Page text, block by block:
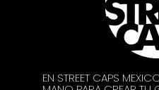
EN STREET CAPS